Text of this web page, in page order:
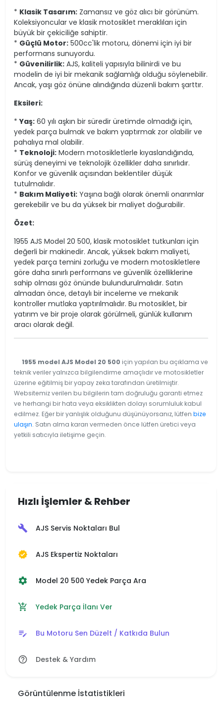
* Klasik Tasarım: Zamansız ve göz alıcı bir görünüm.
Koleksiyoncular ve klasik motosiklet meraklıları için
büyük bir çekiciliğe sahiptir.
* Güçlü Motor: 500cc'lik motoru, dönemi için iyi bir
performans sunuyordu.
* Güvenilirlik: AJS, kaliteli yapısıyla bilinirdi ve bu
modelin de iyi bir mekanik sağlamlığı olduğu söylenebilir.
Ancak, yaşı göz önüne alındığında düzenli bakım şarttır.
Eksileri:
*Yaş: 60 yılı aşkın bir süredir üretimde olmadığı için,
yedek parça bulmak ve bakım yaptırmak zor olabilir ve
pahalıya mal olabilir.
* Teknoloji: Modern motosikletlerle kıyaslandığında,
sürüş deneyimi ve teknolojik özellikler daha sınırlıdır.
Konfor ve güvenlik açısından beklentiler düşük
tutulmalıdır.
* Bakım Maliyeti: Yaşına bağlı olarak önemli onarımlar
gerekebilir ve bu da yüksek bir maliyet doğurabilir.
Özet:
1955 AJS Model 20 500, klasik motosiklet tutkunları için
değerli bir makinedir. Ancak, yüksek bakım maliyeti,
yedek parça temini zorluğu ve modern motosikletlere
göre daha sınırlı performans ve güvenlik özelliklerine
sahip olması göz önünde bulundurulmalıdır. Satın
almadan önce, detaylı bir inceleme ve mekanik
kontroller mutlaka yaptırılmalıdır. Bu motosiklet, bir
yatırım ve bir proje olarak görülmeli, günlük kullanım
aracı olarak değil.
1955 model AJS Model 20 500 için yapılan bu açıklama ve
teknik veriler yalnızca bilgilendirme amaçlıdır ve motosikletler
üzerine eğitilmiş bir yapay zeka tarafından üretilmiştir.
Websitemiz verilen bu bilgilerin tam doğruluğu garanti etmez
ve herhangi bir hata veya eksiklikten dolayı sorumluluk kabul
edilmez. Eğer bir yanlışlık olduğunu düşünüyorsanız, lütfen bize
ulaşın. Satın alma kararı vermeden önce lütfen üretici veya
yetkili satıcıyla iletişime geçin.
Hızlı İşlemler & Rehber
build AJS Servis Noktaları Bul
verified AJS Ekspertiz Noktaları
settings Model 20 500 Yedek Parça Ara
add_shopping_cart Yedek Parça İlanı Ver
edit_note Bu Motoru Sen Düzelt / Katkıda Bulun
help_outline Destek & Yardım
Görüntülenme İstatistikleri